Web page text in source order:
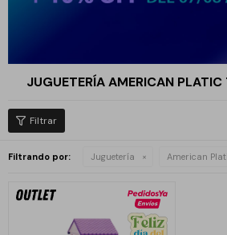
JUGUETERÍA AMERICAN
Filtrando por: Juguetería American